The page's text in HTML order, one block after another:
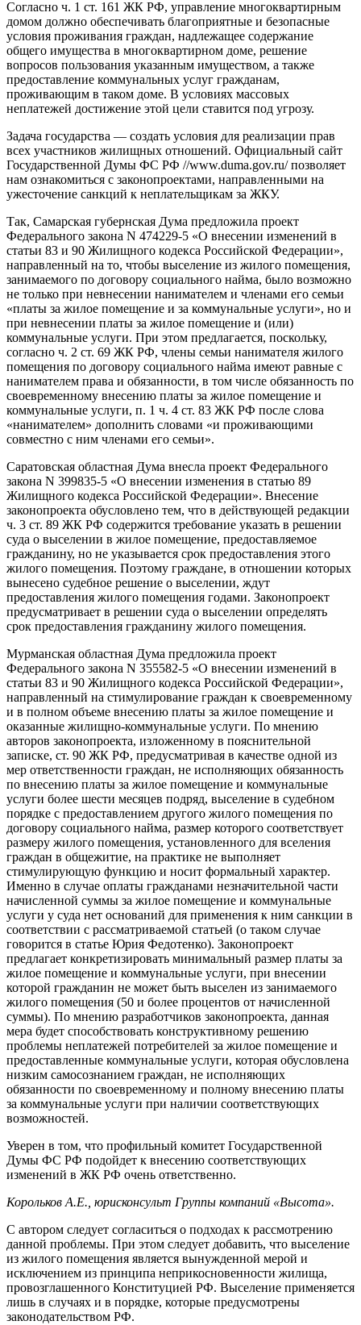
Согласно ч. 1 ст. 161 ЖК РФ, управление многоквартирным
домом должно обеспечивать благоприятные и безопасные
условия проживания граждан, надлежащее содержание
общего имущества в многоквартирном доме, решение
вопросов пользования указанным имуществом, а также
предоставление коммунальных услуг гражданам,
проживающим в таком доме. В условиях массовых
неплатежей достижение этой цели ставится под угрозу.
Задача государства — создать условия для реализации прав
всех участников жилищных отношений. Официальный сайт
Государственной Думы ФС РФ //www.duma.gov.ru/ позволяет
нам ознакомиться с законопроектами, направленными на
ужесточение санкций к неплательщикам за ЖКУ.
Так, Самарская губернская Дума предложила проект
Федерального закона N 474229-5 «О внесении изменений в
статьи 83 и 90 Жилищного кодекса Российской Федерации»,
направленный на то, чтобы выселение из жилого помещения,
занимаемого по договору социального найма, было возможно
не только при невнесении нанимателем и членами его семьи
«платы за жилое помещение и за коммунальные услуги», но и
при невнесении платы за жилое помещение и (или)
коммунальные услуги. При этом предлагается, поскольку,
согласно ч. 2 ст. 69 ЖК РФ, члены семьи нанимателя жилого
помещения по договору социального найма имеют равные с
нанимателем права и обязанности, в том числе обязанность по
своевременному внесению платы за жилое помещение и
коммунальные услуги, п. 1 ч. 4 ст. 83 ЖК РФ после слова
«нанимателем» дополнить словами «и проживающими
совместно с ним членами его семьи».
Саратовская областная Дума внесла проект Федерального
закона N 399835-5 «О внесении изменения в статью 89
Жилищного кодекса Российской Федерации». Внесение
законопроекта обусловлено тем, что в действующей редакции
ч. 3 ст. 89 ЖК РФ содержится требование указать в решении
суда о выселении в жилое помещение, предоставляемое
гражданину, но не указывается срок предоставления этого
жилого помещения. Поэтому граждане, в отношении которых
вынесено судебное решение о выселении, ждут
предоставления жилого помещения годами. Законопроект
предусматривает в решении суда о выселении определять
срок предоставления гражданину жилого помещения.
Мурманская областная Дума предложила проект
Федерального закона N 355582-5 «О внесении изменений в
статьи 83 и 90 Жилищного кодекса Российской Федерации»,
направленный на стимулирование граждан к своевременному
и в полном объеме внесению платы за жилое помещение и
оказанные жилищно-коммунальные услуги. По мнению
авторов законопроекта, изложенному в пояснительной
записке, ст. 90 ЖК РФ, предусматривая в качестве одной из
мер ответственности граждан, не исполняющих обязанность
по внесению платы за жилое помещение и коммунальные
услуги более шести месяцев подряд, выселение в судебном
порядке с предоставлением другого жилого помещения по
договору социального найма, размер которого соответствует
размеру жилого помещения, установленного для вселения
граждан в общежитие, на практике не выполняет
стимулирующую функцию и носит формальный характер.
Именно в случае оплаты гражданами незначительной части
начисленной суммы за жилое помещение и коммунальные
услуги у суда нет оснований для применения к ним санкции в
соответствии с рассматриваемой статьей (о таком случае
говорится в статье Юрия Федотенко). Законопроект
предлагает конкретизировать минимальный размер платы за
жилое помещение и коммунальные услуги, при внесении
которой гражданин не может быть выселен из занимаемого
жилого помещения (50 и более процентов от начисленной
суммы). По мнению разработчиков законопроекта, данная
мера будет способствовать конструктивному решению
проблемы неплатежей потребителей за жилое помещение и
предоставленные коммунальные услуги, которая обусловлена
низким самосознанием граждан, не исполняющих
обязанности по своевременному и полному внесению платы
за коммунальные услуги при наличии соответствующих
возможностей.
Уверен в том, что профильный комитет Государственной
Думы ФС РФ подойдет к внесению соответствующих
изменений в ЖК РФ очень ответственно.
Корольков А.Е., юрисконсульт Группы компаний «Высота».
С автором следует согласиться о подходах к рассмотрению
данной проблемы. При этом следует добавить, что выселение
из жилого помещения является вынужденной мерой и
исключением из принципа неприкосновенности жилища,
провозглашенного Конституцией РФ. Выселение применяется
лишь в случаях и в порядке, которые предусмотрены
законодательством РФ.